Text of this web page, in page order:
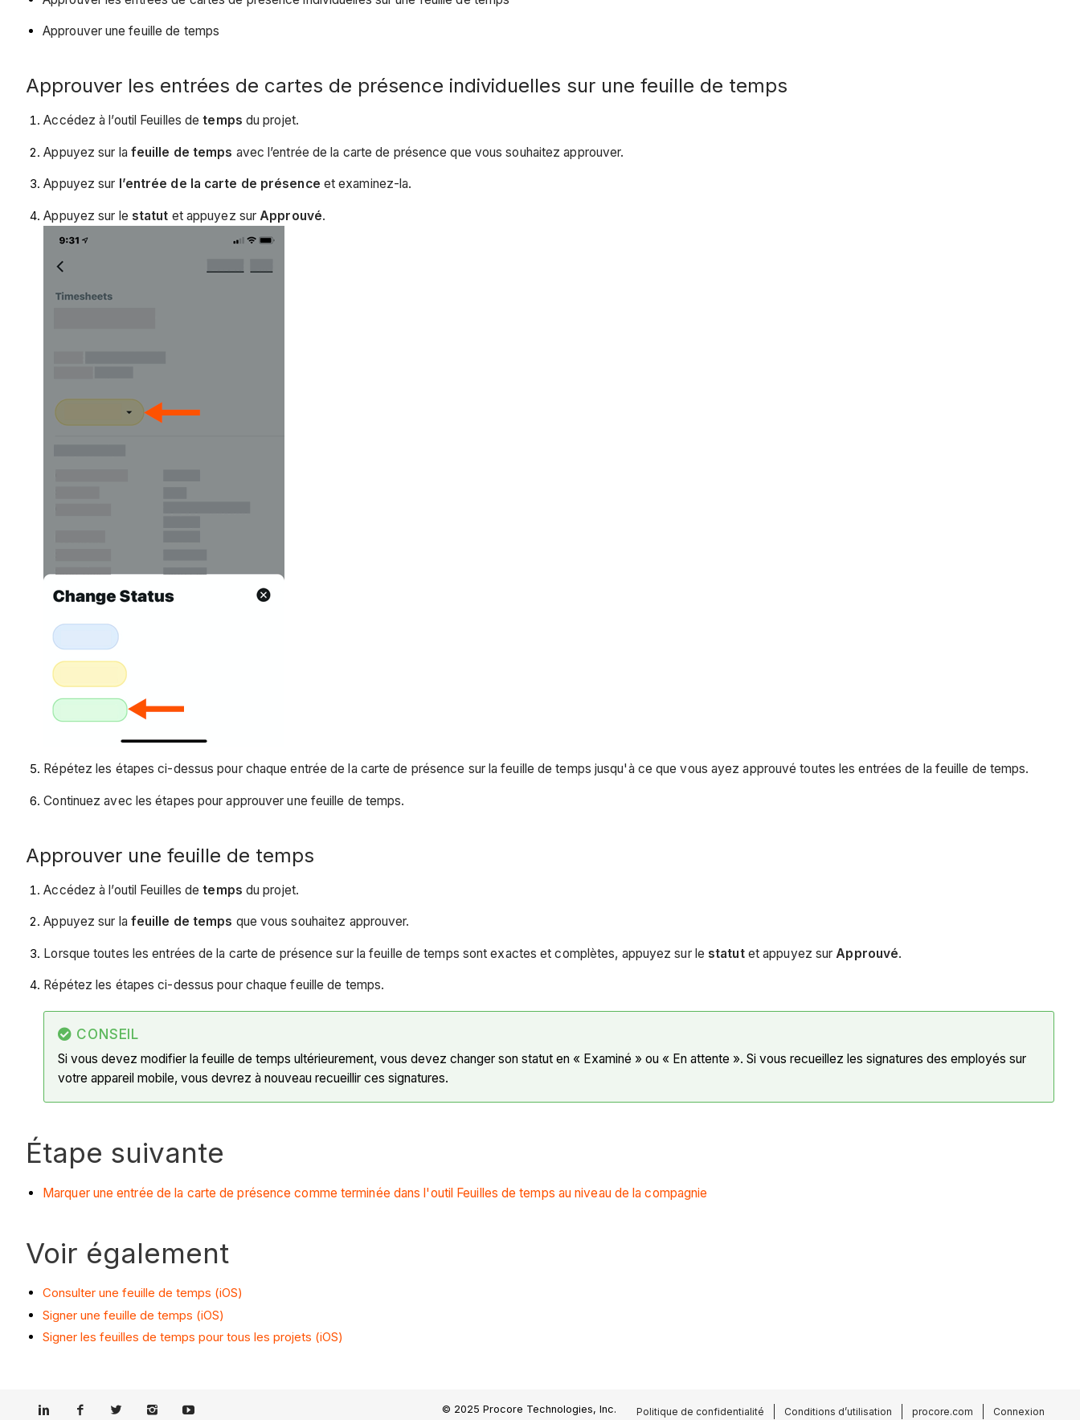
Approuver une feuille de temps
Approuver les entrées de cartes de présence individuelles sur une feuille de temps
Accédez à l’outil Feuilles detemps du projet.
Appuyez sur la feuille de temps avec l’entrée de la carte de présence que vous souhaitez approuver.
Appuyez sur l’entrée de la carte de présence et examinez-la.
Appuyez sur le statut et appuyez surApprouvé.
Répétez les étapes ci-dessus pour chaque entrée de la carte de présence sur la feuille de temps jusqu'à ce que vous ayez approuvé toutes les entrées de la feuille de temps.
Continuez avec les étapes pour approuver une feuille de temps.
Approuver une feuille de temps
Accédez à l’outil Feuilles detemps du projet.
Appuyez sur la feuille de temps que vous souhaitez approuver.
Lorsque toutes les entrées de la carte de présence sur la feuille de temps sont exactes et complètes, appuyez sur le statutet appuyez surApprouvé.
Répétez les étapes ci-dessus pour chaque feuille de temps.
CONSEIL
Si vous devez modifier la feuille de temps ultérieurement, vous devez changer son statut en « Examiné » ou « En attente ». Si vous recueillez les signatures des employés sur
votre appareil mobile, vous devrez à nouveau recueillir ces signatures.
Étape suivante
Marquer une entrée de la carte de présence comme terminée dans l'outil Feuilles de temps au niveau de la compagnie
Voir également
Consulter une feuille de temps (iOS)
Signer une feuille de temps (iOS)
Signer les feuilles de temps pour tous les projets (iOS)
© 2025 Procore Technologies, Inc. Politique de confidentialité Conditions d’utilisation procore.com Connexion